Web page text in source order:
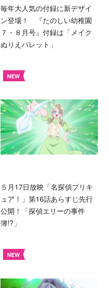
毎年大人気の付録に新デザイ
ン登場！ 『たのしい幼稚園
７・８月号』付録は「メイク
ぬりえパレット」
NEW
５月17日放映「名探偵プリキ
ュア！」第16話あらすじ先行
公開！「探偵エリーの事件
簿!?」
NEW